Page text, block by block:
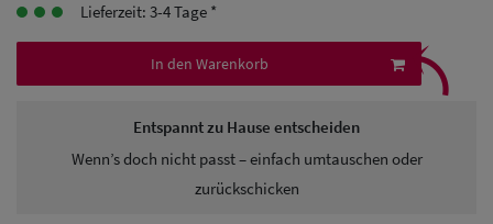
Herren UV-
Schutz Caps
Sonnenschilder
Lieferzeit: 3-4 Tage *
In den Warenkorb
Entspannt zu Hause entscheiden
Wenn’s doch nicht passt – einfach umtauschen oder
zurückschicken
⤹